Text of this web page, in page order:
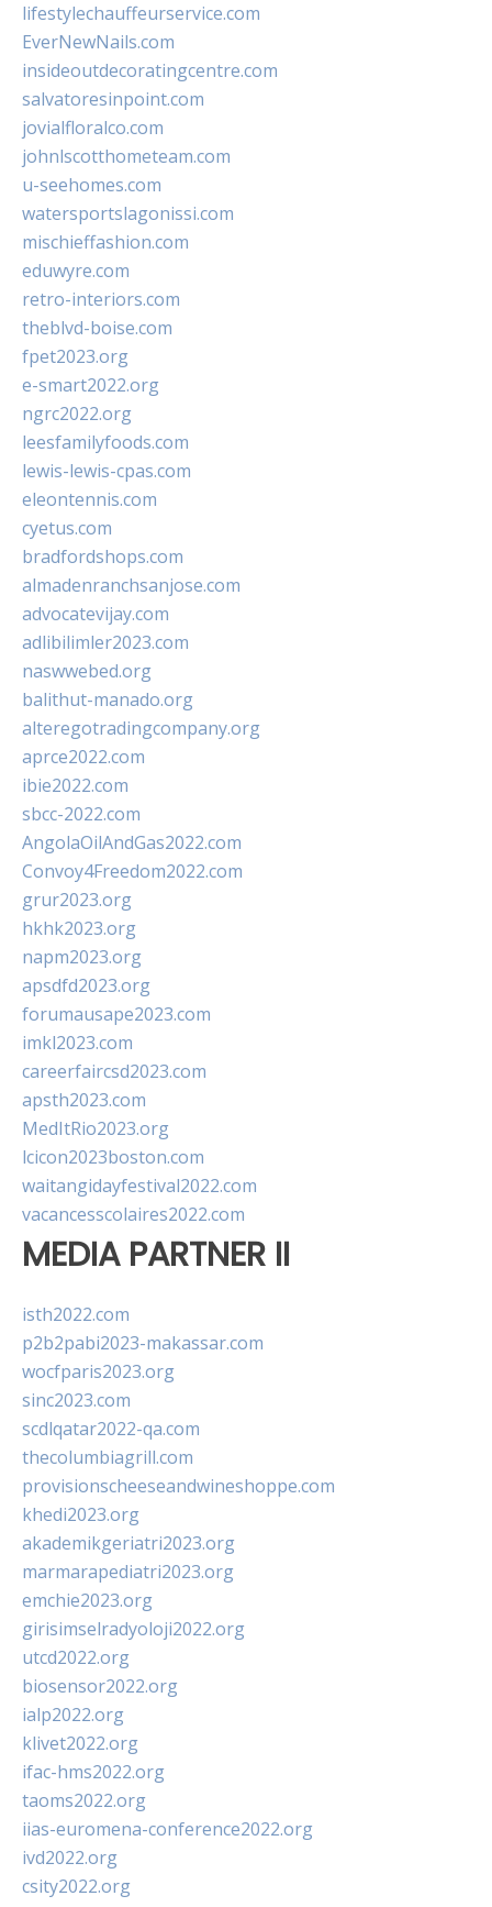
lifestylechauffeurservice.com
EverNewNails.com
insideoutdecoratingcentre.com
salvatoresinpoint.com
jovialfloralco.com
johnlscotthometeam.com
u-seehomes.com
watersportslagonissi.com
mischieffashion.com
eduwyre.com
retro-interiors.com
theblvd-boise.com
fpet2023.org
e-smart2022.org
ngrc2022.org
leesfamilyfoods.com
lewis-lewis-cpas.com
eleontennis.com
cyetus.com
bradfordshops.com
almadenranchsanjose.com
advocatevijay.com
adlibilimler2023.com
naswwebed.org
balithut-manado.org
alteregotradingcompany.org
aprce2022.com
ibie2022.com
sbcc-2022.com
AngolaOilAndGas2022.com
Convoy4Freedom2022.com
grur2023.org
hkhk2023.org
napm2023.org
apsdfd2023.org
forumausape2023.com
imkl2023.com
careerfaircsd2023.com
apsth2023.com
MedItRio2023.org
lcicon2023boston.com
waitangidayfestival2022.com
vacancesscolaires2022.com
MEDIA PARTNER II
isth2022.com
p2b2pabi2023-makassar.com
wocfparis2023.org
sinc2023.com
scdlqatar2022-qa.com
thecolumbiagrill.com
provisionscheeseandwineshoppe.com
khedi2023.org
akademikgeriatri2023.org
marmarapediatri2023.org
emchie2023.org
girisimselradyoloji2022.org
utcd2022.org
biosensor2022.org
ialp2022.org
klivet2022.org
ifac-hms2022.org
taoms2022.org
iias-euromena-conference2022.org
ivd2022.org
csity2022.org